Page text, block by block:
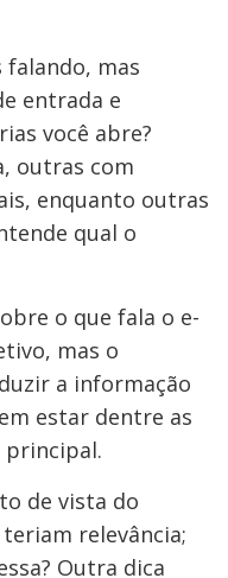
falando, mas
entrada e
você abre?
outras com
enquanto outras
qual o
o que fala o e-
mas o
a informação
estar dentre as
principal.
de vista do
relevância;
Outra dica